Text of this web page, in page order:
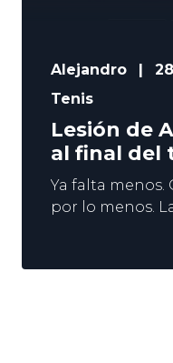
Alejandro
Tenis
Lesión de
al final del
Ya falta menos.
por lo menos.
al español
entre los 2
momento.
agosto será el